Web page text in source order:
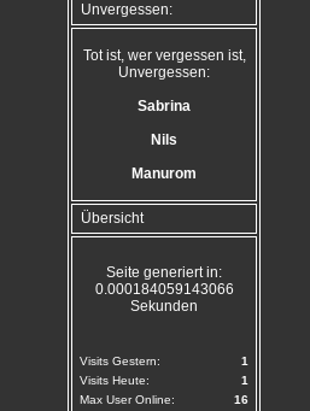
Unvergessen:
Tot ist, wer vergessen ist,
Unvergessen:
Sabrina
Nils
Manurom
Übersicht
Seite generiert in:
0.000184059143066
Sekunden
Visits Gestern:
1
Visits Heute:
1
Max User Online:
16